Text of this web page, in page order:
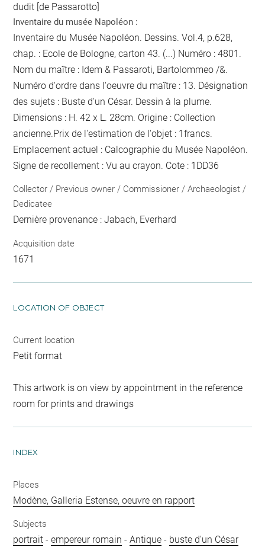
dudit [de Passarotto]
Inventaire du musée Napoléon :
Inventaire du Musée Napoléon. Dessins. Vol.4, p.628,
chap. : Ecole de Bologne, carton 43. (...) Numéro : 4801.
Nom du maître : Idem & Passaroti, Bartolommeo /&.
Numéro d'ordre dans l'oeuvre du maître : 13. Désignation
des sujets : Buste d'un César. Dessin à la plume.
Dimensions : H. 42 x L. 28cm. Origine : Collection
ancienne.Prix de l'estimation de l'objet : 1francs.
Emplacement actuel : Calcographie du Musée Napoléon.
Signe de recollement :Vu au crayon. Cote : 1DD36
Collector / Previous owner / Commissioner / Archaeologist /
Dedicatee
Dernière provenance : Jabach, Everhard
Acquisition date
1671
LOCATION OF OBJECT
Current location
Petit format
This artwork is on view by appointment in the reference
room for prints and drawings
INDEX
Places
Modène, Galleria Estense, oeuvre en rapport
Subjects
portrait -empereur romain -Antique - buste d'un César